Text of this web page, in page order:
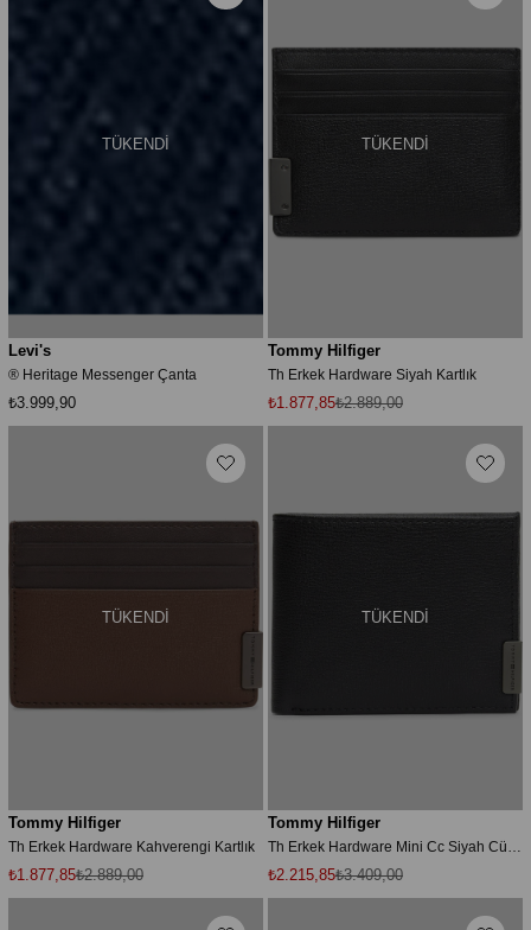
TÜKENDI
Levi's
® Heritage Messenger Çanta
₺3.999,90
TÜKENDI
Tommy Hilfiger
Th Erkek Hardware Siyah Kartlık
₺1.877,85₺2.889,00
TÜKENDI
Tommy Hilfiger
Th Erkek Hardware Kahverengi Kartlık
₺1.877,85₺2.889,00
TÜKENDI
Tommy Hilfiger
Th Erkek Hardware Mini Cc Siyah Cüzdan
₺2.215,85₺3.409,00